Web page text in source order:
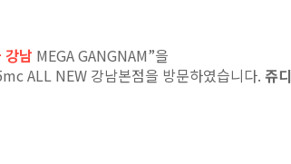
강남 MEGA GANGNAM”을
ALL NEW 강남본점을 방문하였습니다. 쥬